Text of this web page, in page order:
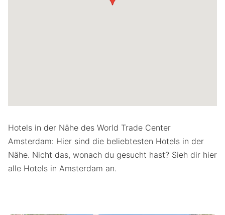
Hotels in der Nähe des World Trade Center
Amsterdam: Hier sind die beliebtesten Hotels in der
Nähe. Nicht das, wonach du gesucht hast? Sieh dir hier
alle Hotels in Amsterdam an.